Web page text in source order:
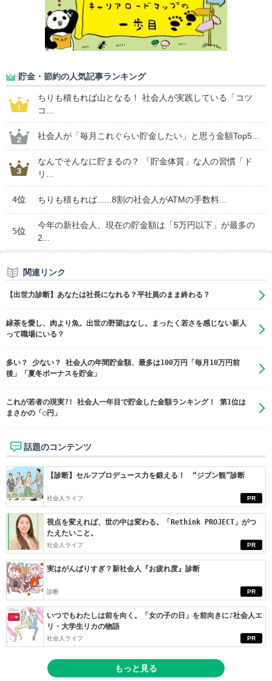
貯金・節約の人気記事ランキング
ちりも積もれば山となる！ 社会人が実践している「コツ
コ...
社会人が「毎月これぐらい貯金したい」と思う金額Top5...
なんでそんなに貯まるの？ 「貯金体質」な人の習慣「ド
リ...
4位 ちりも積もれば......8割の社会人がATMの手数料...
5位
今年の新社会人、現在の貯金額は「5万円以下」が最多の
2...
関連リンク
【出世力診断】あなたは社長になれる？平社員のまま終わる？
緑茶を愛し、肉より魚。出世の野望はなし。まったく若さを感じない新人
って職場にいる？
多い？ 少ない？ 社会人の年間貯金額、最多は100万円「毎月10万円前
後」「夏冬ボーナスを貯金」
これが若者の現実?! 社会人一年目で貯金した金額ランキング！ 第1位は
まさかの「◯円」
話題のコンテンツ
PR
【診断】セルフプロデュース力を鍛える！ “ジブン観”診断
社会人ライフ
PR
視点を変えれば、世の中は変わる。「Rethink PROJECT」がつ
たえたいこと。
社会人ライフ
PR
実はがんばりすぎ？新社会人『お疲れ度』診断
診断
PR
いつでもわたしは前を向く。「女の子の日」を前向きに♪社会人エ
リ・大学生リカの物語
社会人ライフ
もっと見る